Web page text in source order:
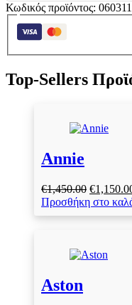
Κωδικός προϊόντος:
Top-Sellers
Annie
€1,450.00 Original
price
was:
€
Προσθήκη στο
Aston